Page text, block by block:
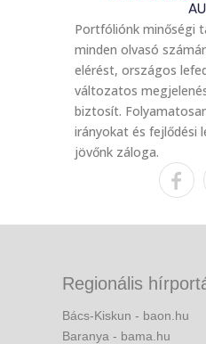
Portfóliónk minőségi
minden olvasó
elérést, országos
változatos
biztosít.
irányokat és fejlődési
jövőnk záloga.
Regionális
Bács-Kiskun - baon.hu
Baranya - bama.hu